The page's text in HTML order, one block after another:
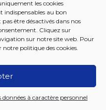
les cookies
indispensables au bon
être désactivés dans nos
Cliquez sur
sur notre site web. Pour
notre politique des cookies.
à caractère personnel
en nature servies
de résidence en
2 et de l'article 20
par l'institution
paragraphe 1er du présent
semestre civil, dans les